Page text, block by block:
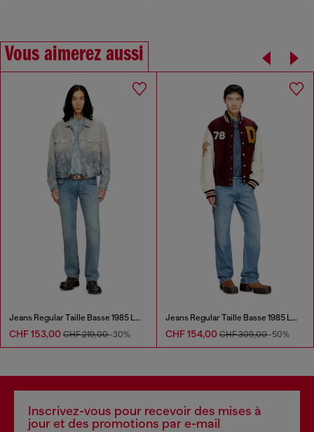
Vous aimerez aussi
Jeans Regular Taille Basse 1985 Larkee
CHF 153,00 CHF 219,00-30%
Jeans Regular Taille Basse 1985 Larkee
CHF 154,00 CHF 309,00-50%
Inscrivez-vous pour recevoir des mises à
jour et des promotions par e-mail